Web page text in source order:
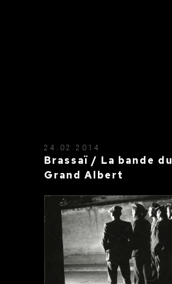
24.02.2014
Brassaï / La bande du
Grand Albert